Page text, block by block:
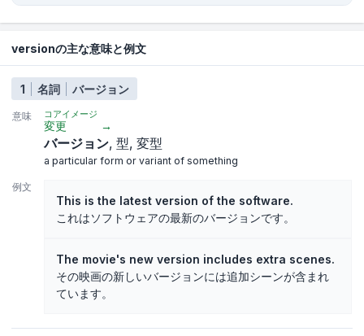
versionの主な意味と例文
1 名詞 バージョン
意味 コアイメージ
変更 →
バージョン 型 変型
a particular form or variant of something
例文
This is the latest version of the software.
これはソフトウェアの最新のバージョンです。
The movie's new version includes extra scenes.
その映画の新しいバージョンには追加シーンが含まれ
ています。